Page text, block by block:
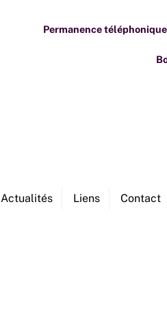
Actualités Liens Contact
Permanence